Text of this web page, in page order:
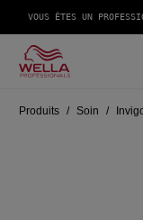
VOUS ÊTES UN
Produits Soin